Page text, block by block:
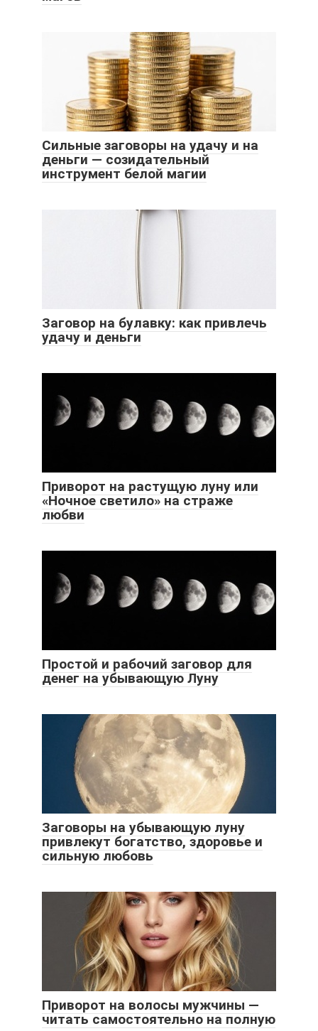
Сильные заговоры на удачу и на
деньги — созидательный
инструмент белой магии
Заговор на булавку: как привлечь
удачу и деньги
Приворот на растущую луну или
«Ночное светило» на страже
любви
Простой и рабочий заговор для
денег на убывающую Луну
Заговоры на убывающую луну
привлекут богатство, здоровье и
сильную любовь
Приворот на волосы мужчины —
читать самостоятельно на полную